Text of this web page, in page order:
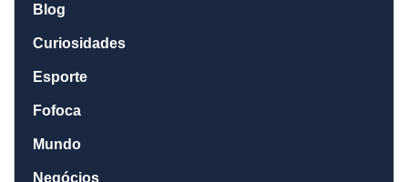
Blog
Curiosidades
Esporte
Fofoca
Mundo
Negócios